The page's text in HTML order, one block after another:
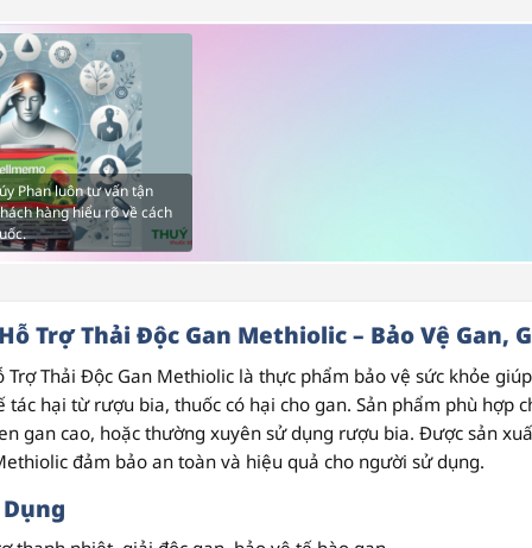
Phan luôn tư vấn tận
hàng hiểu rõ về cách
Trợ Thải Độc Gan Methiolic – Bảo Vệ Gan,
Trợ Thải Độc Gan Methiolic là thực phẩm bảo vệ sức khỏe
tác hại từ rượu bia, thuốc có hại cho gan. Sản phẩm phù
gan cao, hoặc thường xuyên sử dụng rượu bia. Được sản
đảm bảo an toàn và hiệu quả cho người sử dụng.